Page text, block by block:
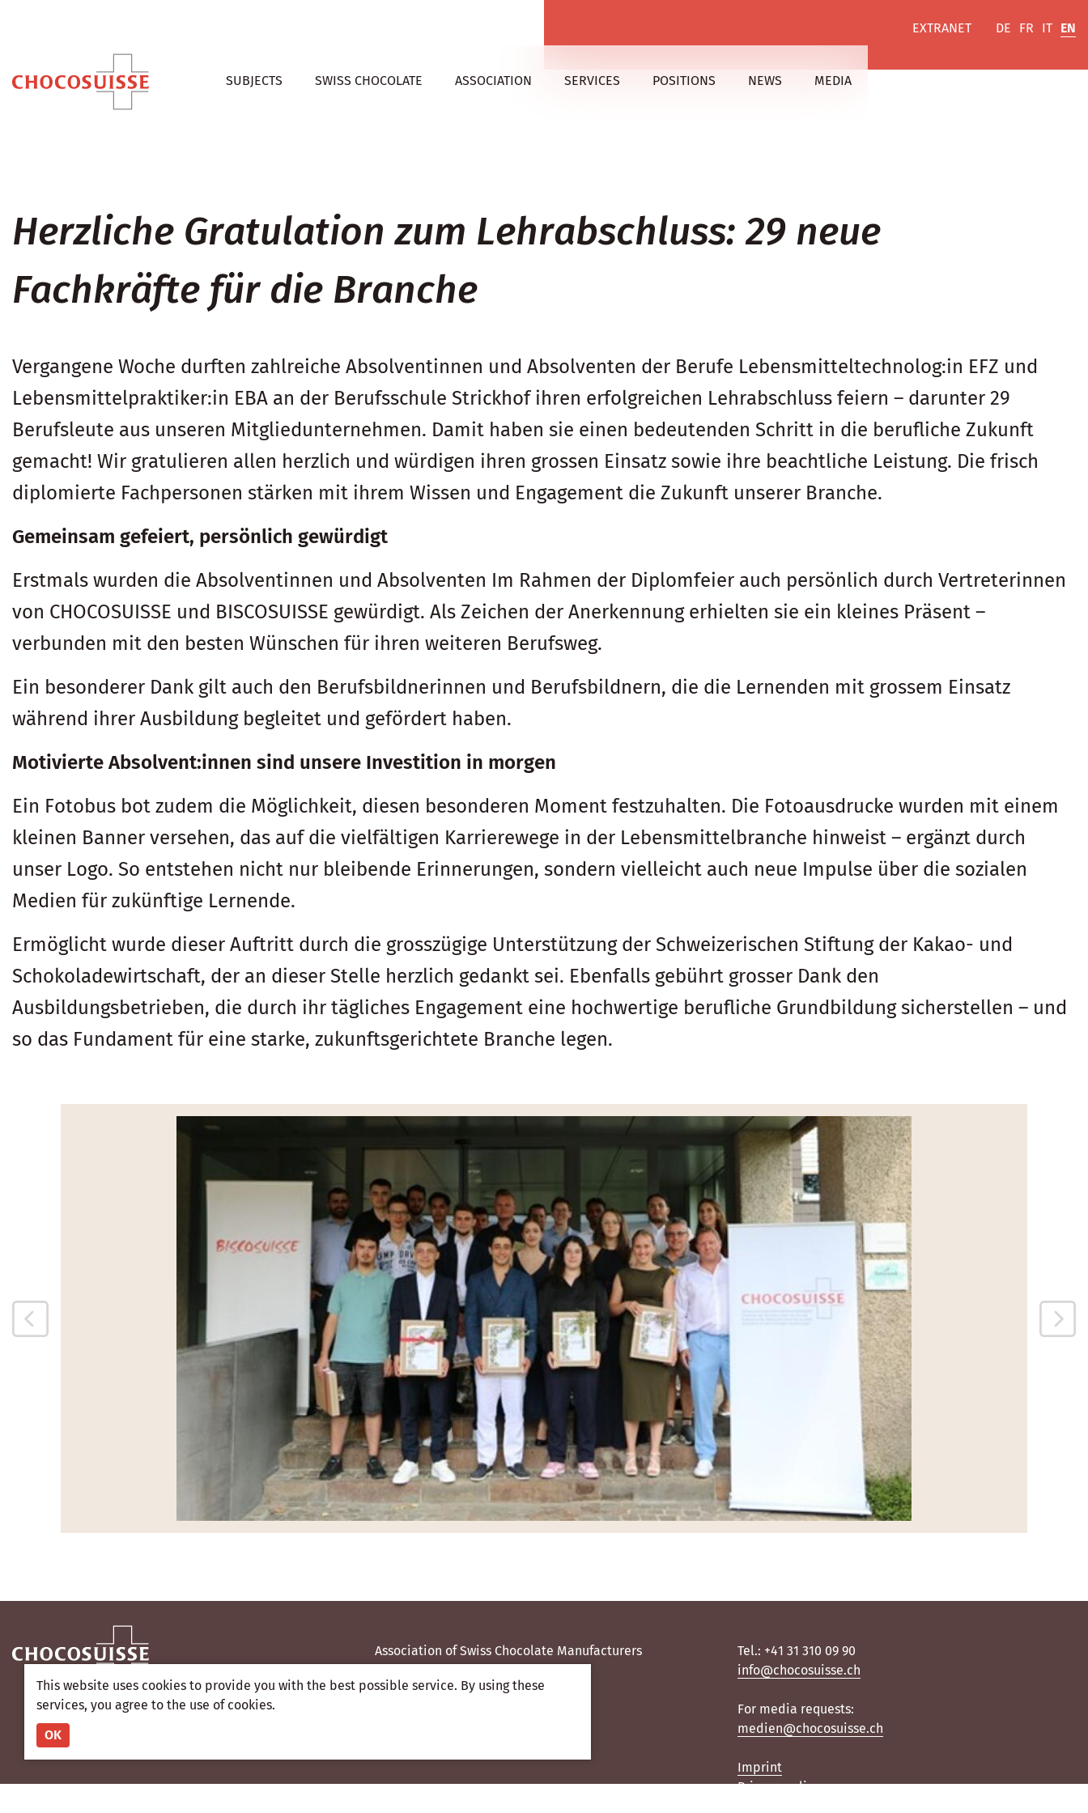
EXTRANET DE FR IT EN
SUBJECTS SWISS CHOCOLATE ASSOCIATION SERVICES POSITIONS NEWS MEDIA
Herzliche Gratulation zum Lehrabschluss: 29 neue
Fachkräfte für die Branche
Vergangene Woche durften zahlreiche Absolventinnen und Absolventen der Berufe Lebensmitteltechnolog:in EFZ und
Lebensmittelpraktiker:in EBA an der Berufsschule Strickhof ihren erfolgreichen Lehrabschluss feiern – darunter 29
Berufsleute aus unseren Mitgliedunternehmen. Damit haben sie einen bedeutenden Schritt in die berufliche Zukunft
gemacht! Wir gratulieren allen herzlich und würdigen ihren grossen Einsatz sowie ihre beachtliche Leistung. Die frisch
diplomierte Fachpersonen stärken mit ihrem Wissen und Engagement die Zukunft unserer Branche.
Gemeinsam gefeiert, persönlich gewürdigt
Erstmals wurden die Absolventinnen und Absolventen Im Rahmen der Diplomfeier auch persönlich durch Vertreterinnen
von CHOCOSUISSE und BISCOSUISSE gewürdigt. Als Zeichen der Anerkennung erhielten sie ein kleines Präsent –
verbunden mit den besten Wünschen für ihren weiteren Berufsweg.
Ein besonderer Dank gilt auch den Berufsbildnerinnen und Berufsbildnern, die die Lernenden mit grossem Einsatz
während ihrer Ausbildung begleitet und gefördert haben.
Motivierte Absolvent:innen sind unsere Investition in morgen
Ein Fotobus bot zudem die Möglichkeit, diesen besonderen Moment festzuhalten. Die Fotoausdrucke wurden mit einem
kleinen Banner versehen, das auf die vielfältigen Karrierewege in der Lebensmittelbranche hinweist – ergänzt durch
unser Logo. So entstehen nicht nur bleibende Erinnerungen, sondern vielleicht auch neue Impulse über die sozialen
Medien für zukünftige Lernende.
Ermöglicht wurde dieser Auftritt durch die grosszügige Unterstützung der Schweizerischen Stiftung der Kakao- und
Schokoladewirtschaft, der an dieser Stelle herzlich gedankt sei. Ebenfalls gebührt grosser Dank den
Ausbildungsbetrieben, die durch ihr tägliches Engagement eine hochwertige berufliche Grundbildung sicherstellen – und
so das Fundament für eine starke, zukunftsgerichtete Branche legen.
Association of Swiss Chocolate Manufacturers
3011 Bern
Tel.: +41 31 310 09 90
info@chocosuisse.ch
For media requests:
medien@chocosuisse.ch
Imprint
Privacy policy
This website uses cookies to provide you with the best possible service. By using these
services, you agree to the use of cookies.
OK